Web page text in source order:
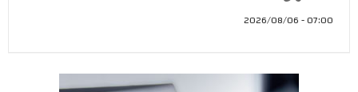
07:00 - 2026/08/06